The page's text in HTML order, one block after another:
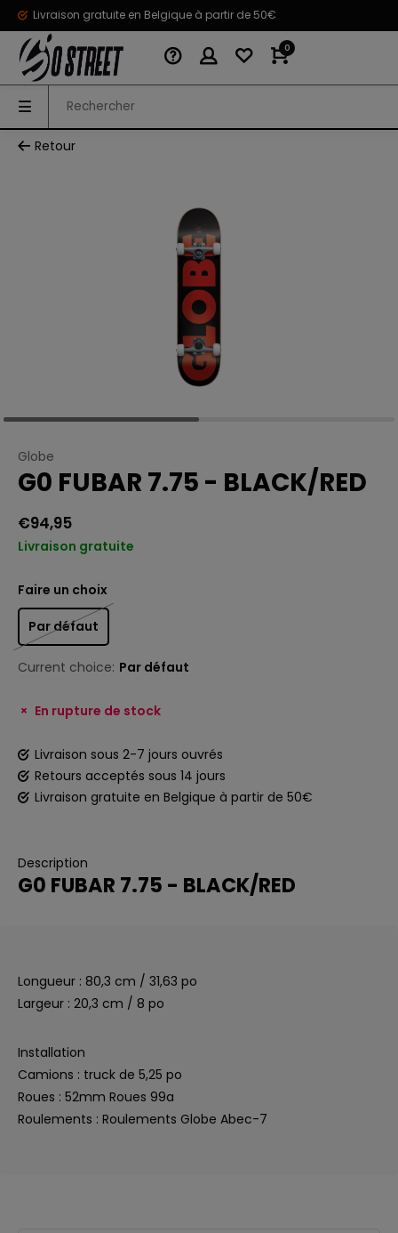
Livraison gratuite en Belgique à partir de 50€
0
Retour
Globe
G0 FUBAR 7.75 - BLACK/RED
€94,95
Livraison gratuite
Faire un choix
Par défaut
Current choice: Par défaut
En rupture de stock
Livraison sous 2-7 jours ouvrés
Retours acceptés sous 14 jours
Livraison gratuite en Belgique à partir de 50€
Description
G0 FUBAR 7.75 - BLACK/RED
Longueur : 80,3 cm / 31,63 po
Largeur : 20,3 cm / 8 po
Installation
Camions : truck de 5,25 po
Roues : 52mm Roues 99a
Roulements : Roulements Globe Abec-7